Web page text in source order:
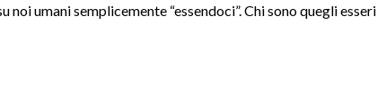
umani semplicemente “essendoci”. Chi sono quegli esseri